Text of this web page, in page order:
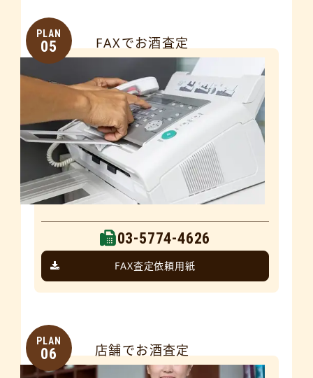
PLAN
05 FAXでお酒査定
03-5774-4626
FAX査定依頼用紙
PLAN
06 店舗でお酒査定